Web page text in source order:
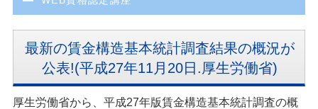
最新の賃金構造基本統計調査結果の概況が
公表!(平成27年11月20日.厚生労働省)
厚生労働省から、平成27年版賃金構造基本統計調査の概